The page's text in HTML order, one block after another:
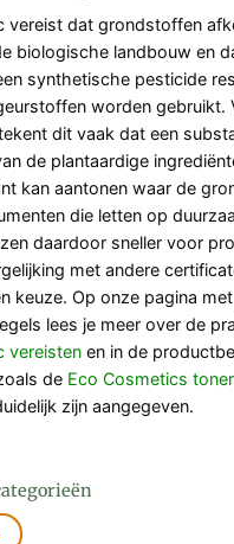
vereist dat grondstoffen
biologische landbouw en
synthetische pesticide
worden gebruikt.
dit vaak dat een
de plantaardige
kan aantonen waar de
die letten op
daardoor sneller voor
met andere
keuze. Op onze pagina met
lees je meer over de
vereisten en in de
de Eco Cosmetics toner
zijn aangegeven.